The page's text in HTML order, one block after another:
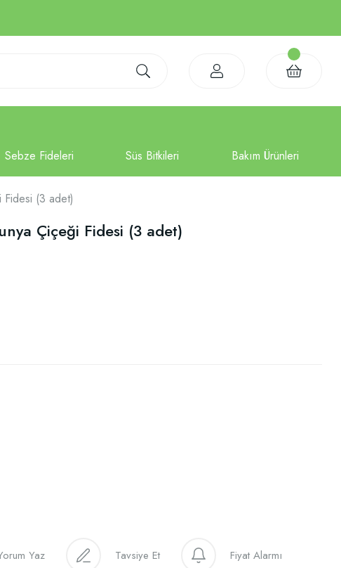
Fidesi (3 adet)
Çiçeği Fidesi (3 adet)
Yaz Tavsiye Et Fiyat Alarmı